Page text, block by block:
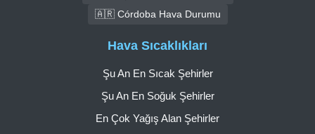
🇦🇷 Córdoba Hava Durumu
Hava Sıcaklıkları
Şu An En Sıcak Şehirler
Şu An En Soğuk Şehirler
En Çok Yağış Alan Şehirler